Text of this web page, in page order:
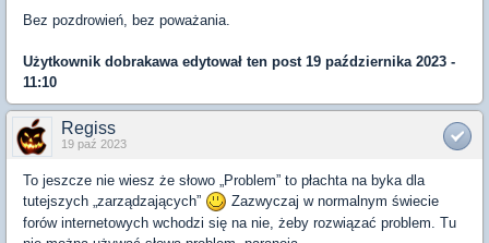
Bez pozdrowień, bez poważania.
Użytkownik dobrakawa edytował ten post 19 października 2023 -
11:10
Regiss
19 paź 2023
To jeszcze nie wiesz że słowo „Problem” to płachta na byka dla
tutejszych „zarządzających”
Zazwyczaj w normalnym świecie
forów internetowych wchodzi się na nie, żeby rozwiązać problem. Tu